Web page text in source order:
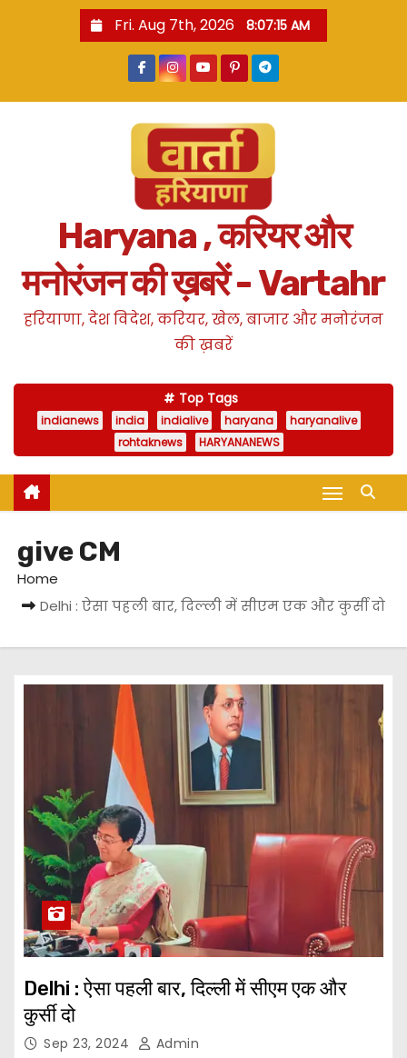
Fri. Aug 7th, 2026 8:07:15 AM
Haryana , करियर और
मनोरंजन की ख़बरें - Vartahr
हरियाणा, देश विदेश, करियर, खेल, बाजार और मनोरंजन
की ख़बरें
Top Tags
indianews india indialive haryana
haryanalive
rohtaknews
HARYANANEWS
give CM
Home
Delhi : ऐसा पहली बार, दिल्ली में सीएम एक और कुर्सी दो
Delhi : ऐसा पहली बार, दिल्ली में सीएम एक और
कुर्सी दो
Sep 23, 2024 Admin